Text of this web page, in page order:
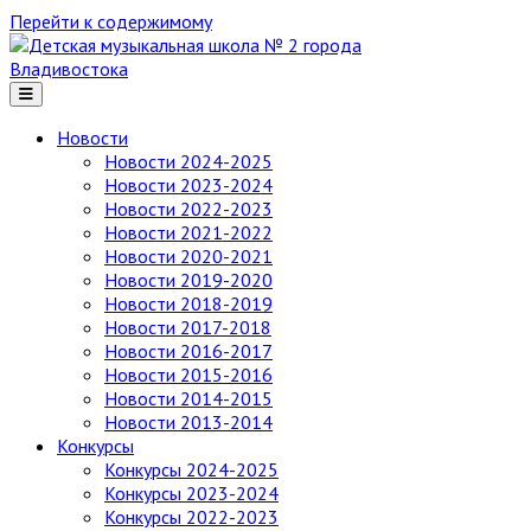
Перейти к содержимому
Детская
музыкальная
школа
города
Владивостока
Новости
Новости 2024-2025
Новости 2023-2024
Новости 2022-2023
Новости 2021-2022
Новости 2020-2021
Новости 2019-2020
Новости 2018-2019
Новости 2017-2018
Новости 2016-2017
Новости 2015-2016
Новости 2014-2015
Новости 2013-2014
Конкурсы
Конкурсы 2024-2025
Конкурсы 2023-2024
Конкурсы 2022-2023